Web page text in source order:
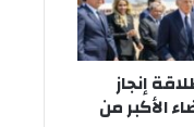
إنجاز
الأكبر من